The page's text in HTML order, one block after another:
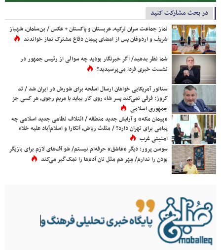
در بحث مشارکت کنید
نماز جماعت سران ترکیه، عربستان و پاکستان + عکس / بن‌سلمان، شهباز
شریف و اردوغان پس از امضای پیمان دفاع مشترک نماز خواندند
شما نظر بدهید/ اگر خبرنگار بودید چه سوالی از رئیس جمهور در
نشست خبری فردا می‌پرسیدید؟
سناتور آمریکایی خواهان ارسال اسلحه برای شورش در ایران شد / تد
کروز: فرقی نمی‌کند پسر شاه روی کار بیاید یا مریم رجوی، هر کسی جز
جمهوری اسلامی
«پیمان مکه» و آرایش جدید منطقه / ائتلاف نظامی جدید اسلامی چه
پیامی برای تهران دارد؟ / مثلث ریاض، آنکارا و اسلام‌آباد علیه خلاء
امنیتی غرب
سوسن پرور: دیگر «عاشق» حرفه‌ام نیستم/ شو آف‌های لازم برای بازیگر
بودن را ندارم/ مِهر هم مثل نان آدم‌ها را نمک‌گیر می‌کند